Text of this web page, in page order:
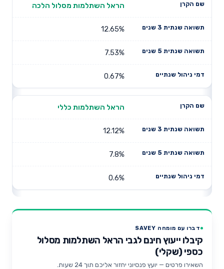
הראל השתלמות מסלול הלכה
12.65%
7.53%
0.67%
הראל השתלמות כללי
12.12%
7.8%
0.6%
דברו עם מומחה SAVEY
קיבלו ייעוץ חינם לגבי הראל השתלמות מסלול
כספי (שקלי)
השאירו פרטים — יועץ פנסיוני יחזור אליכם תוך 24 שעות.